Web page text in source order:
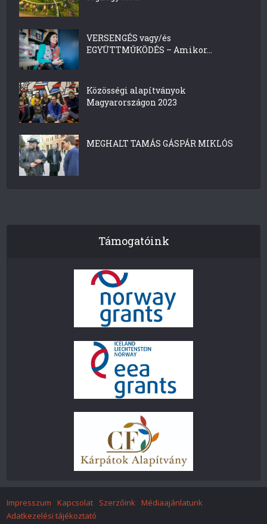
VERSENGÉS vagy/és
EGYÜTTMŰKÖDÉS – Amikor...
Közösségi alapítványok
Magyarországon 2023
MEGHALT TAMÁS GÁSPÁR MIKLÓS
Támogatóink
Impresszum Kapcsolat Szerzőink
Médiaajánlatunk
Adatkezelési tájékoztató